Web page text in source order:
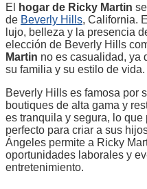
El hogar de Ricky Martin
de Beverly Hills, California.
lujo, belleza y la presencia
elección de Beverly Hills
Martin no es casualidad, ya
su familia y su estilo de vida.
Beverly Hills es famosa por
boutiques de alta gama y
es tranquila y segura, lo
perfecto para criar a sus
Ángeles permite a Ricky
oportunidades laborales y
entretenimiento.